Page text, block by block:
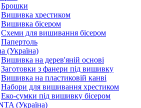
Брошки
Вишивка хрестиком
Вишивка бісером
Схеми для вишивання бісером
Папертоль
(Україна)
Вишивка на дерев'яній основі
Заготовки з фанери під вишивку
Вишивка на пластиковій канві
Набори для вишивання хрестиком
Еко-сумки під вишивку бісером
(Україна)